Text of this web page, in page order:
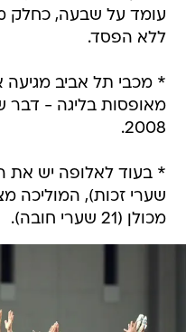
ללא הפסד.
* מכבי תל אביב מגיעה
מאופסות בליגה -
2008.
שערי זכות), המוליכה
מכולן (21 שערי חובה).